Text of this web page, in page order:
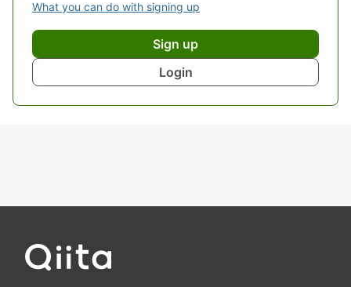
What you can do with signing up
Sign up
Login